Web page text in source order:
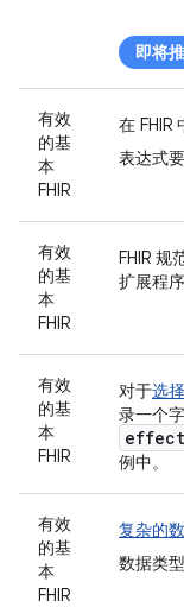
即将
有效
的基
本
FHIR
在 FHIR
表达式
有效
的基
本
FHIR
FHIR 规
扩展程
有效
的基
本
FHIR
对于选
录一个
例中。
有效
的基
本
FHIR
复杂的
数据类型